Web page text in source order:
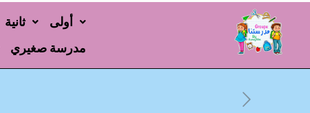
ثانية
أولى
مدرسة صغيري